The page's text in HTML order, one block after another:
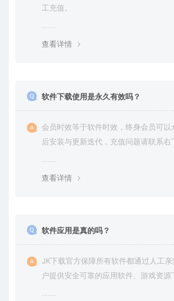
工充值。
查看详情
软件下载使用是永久有效吗？
会员时效等于软件时效，终身会员可以
后安装与更新迭代，充值问题请联系右
查看详情
软件应用是真的吗？
JK下载官方保障所有软件都通过人工
户提供安全可靠的应用软件、游戏资